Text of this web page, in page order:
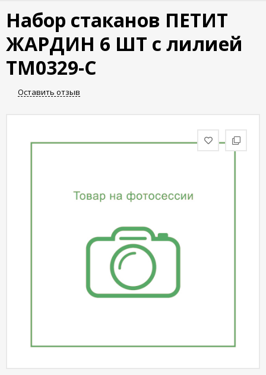
возврат
Новости
статьи
Набор стаканов ПЕТИТ
ЖАРДИН 6 ШТ с лилией
TM0329-C
Оставить отзыв